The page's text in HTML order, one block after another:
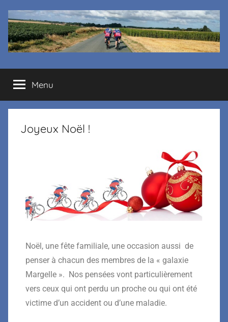
Cyclo
club
La
Menu
Joyeux Noël !
Noël, une fête familiale, une occasion aussi de
penser à chacun des membres de la « galaxie
Margelle ». Nos pensées vont particulièrement
vers ceux qui ont perdu un proche ou qui ont été
victime d’un accident ou d’une maladie.